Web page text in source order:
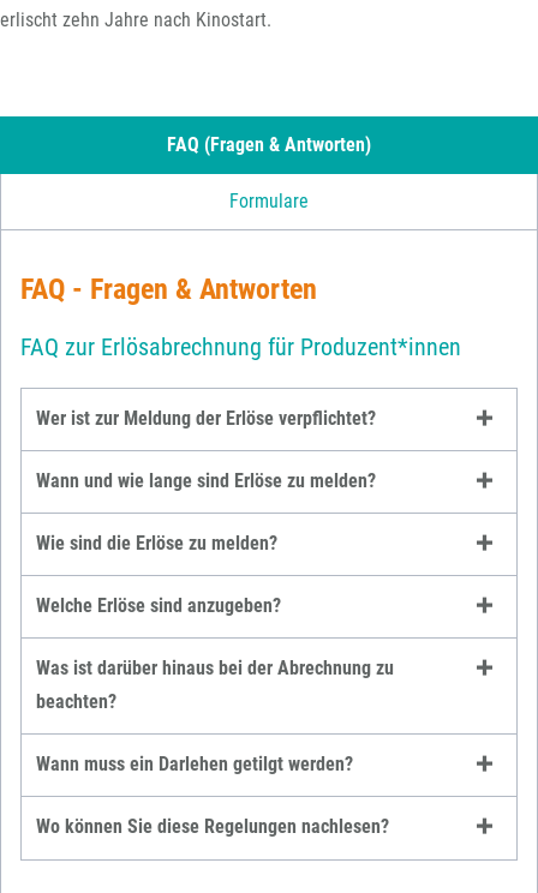
erlischt zehn Jahre nach Kinostart.
FAQ (Fragen & Antworten)
Formulare
FAQ - Fragen & Antworten
FAQ zur Erlösabrechnung für Produzent*innen
Wer ist zur Meldung der Erlöse verpflichtet?
Wann und wie lange sind Erlöse zu melden?
Wie sind die Erlöse zu melden?
Welche Erlöse sind anzugeben?
Was ist darüber hinaus bei der Abrechnung zu
beachten?
Wann muss ein Darlehen getilgt werden?
Wo können Sie diese Regelungen nachlesen?